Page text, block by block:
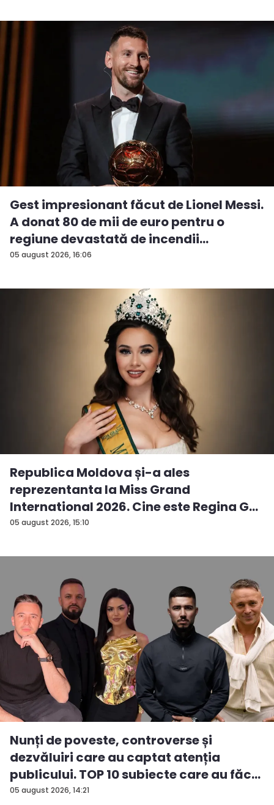
05 august 2026, 16:06
Gest impresionant făcut de Lionel Messi.
A donat 80 de mii de euro pentru o
regiune devastată de incendii
05 august 2026, 15:10
Republica Moldova și-a ales
reprezentanta la Miss Grand
International 2026. Cine este Regina G...
05 august 2026, 14:21
Nunți de poveste, controverse și
dezvăluiri care au captat atenția
publicului. TOP 10 subiecte care au făc...